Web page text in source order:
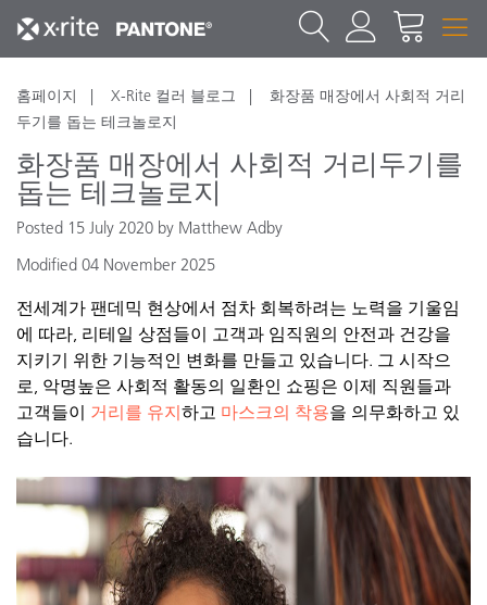
홈페이지 X-Rite 컬러 블로그
화장품 매장에서 사회적 거리
두기를 돕는 테크놀로지
화장품 매장에서 사회적 거리두기를
돕는 테크놀로지
Posted 15 July 2020 by Matthew Adby
Modified 04 November 2025
전세계가 팬데믹 현상에서 점차 회복하려는 노력을 기울임
에 따라, 리테일 상점들이 고객과 임직원의 안전과 건강을
지키기 위한 기능적인 변화를 만들고 있습니다. 그 시작으
로, 악명높은 사회적 활동의 일환인 쇼핑은 이제 직원들과
고객들이 거리를 유지하고 마스크의 착용을 의무화하고 있
습니다.